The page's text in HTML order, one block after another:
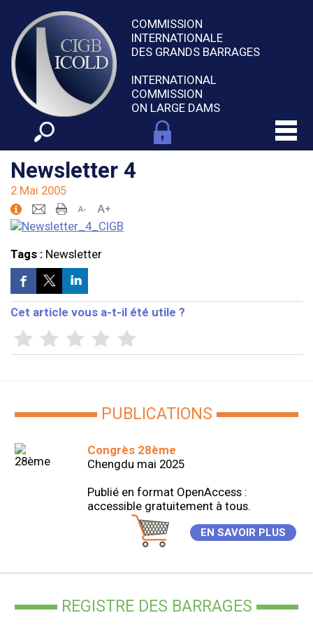
COMMISSION
INTERNATIONALE
DES GRANDS BARRAGES
INTERNATIONAL
COMMISSION
ON LARGE DAMS
PUBLICATIONS
Congrès 28ème
Chengdu mai 2025
Publié en format OpenAccess :
accessible gratuitement à tous.
EN SAVOIR PLUS
REGISTRE DES BARRAGES
Newsletter 4
2 Mai 2005
Tags : Newsletter
Cet article vous a-t-il été utile ?